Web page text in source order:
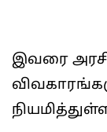
இவரை